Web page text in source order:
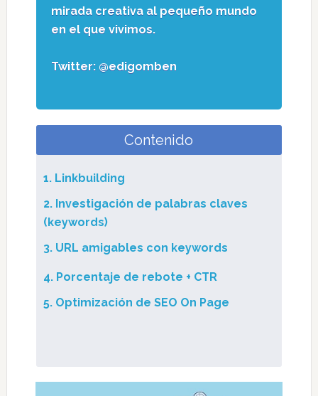
mirada creativa al pequeño mundo
en el que vivimos.
Twitter: @edigomben
Contenido
1. Linkbuilding
2. Investigación de palabras claves
(keywords)
3. URL amigables con keywords
4. Porcentaje de rebote + CTR
5. Optimización de SEO On Page